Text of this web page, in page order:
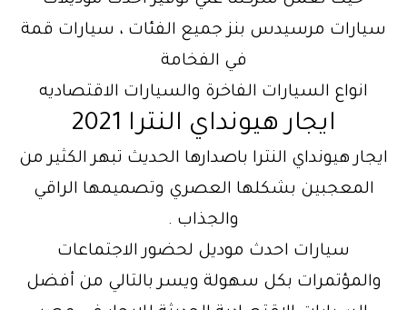
سيارات مرسيدس بنز جميع الفئات ، سيارات قمة
في الفخامة
انواع السيارات الفاخرة والسيارات الاقتصاديه
ايجار هيونداي النترا 2021
ايجار هيونداي النترا باصدارها الحديث تبهر الكثير من
المعجبين بشكلها العصري وتصميمها الراقي
والجذاب .
سيارات احدث موديل لحضور الاجتماعات
والمؤتمرات بكل سهولة ويسر بالتالي من أفضل